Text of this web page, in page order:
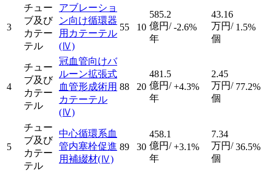
3
チュー
ブ及び
カテー
テル
アブレーショ
ン向け循環器
用カテーテル
(Ⅳ)
55 10
585.2
億円/
年
-2.6%
43.16
万円/
個
1.5%
4
チュー
ブ及び
カテー
テル
冠血管向けバ
ルーン拡張式
血管形成術用
カテーテル
(Ⅳ)
88 20
481.5
億円/
年
+4.3%
2.45
万円/
個
77.2%
5
チュー
ブ及び
カテー
テル
中心循環系血
管内塞栓促進
用補綴材(Ⅳ)
89 30
458.1
億円/
年
+3.1%
7.34
万円/
個
36.5%